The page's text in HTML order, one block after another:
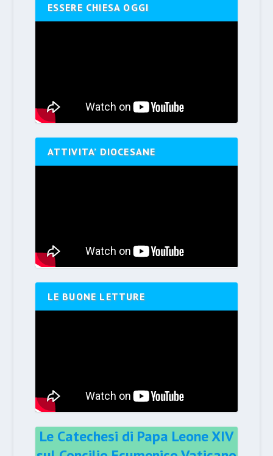
ESSERE CHIESA OGGI
ATTIVITA’ DIOCESANE
LE BUONE LETTURE
Le Catechesi di Papa Leone XIV